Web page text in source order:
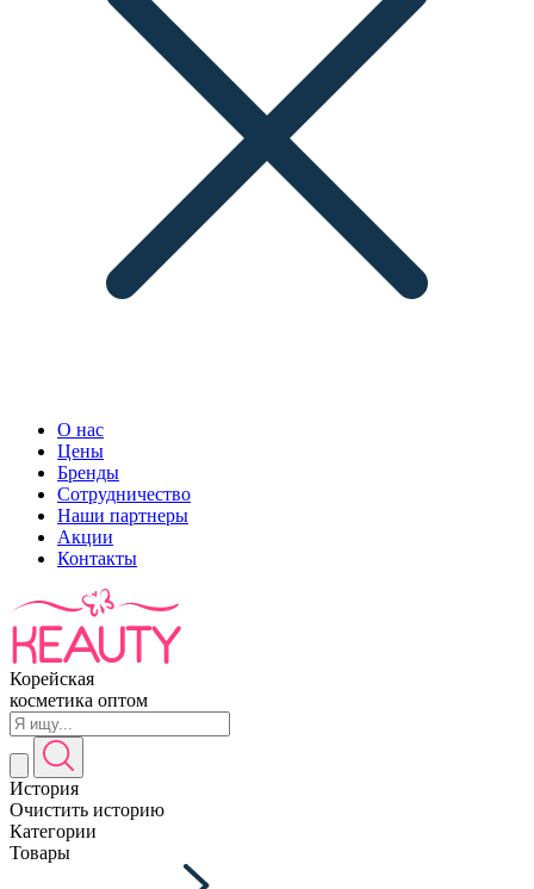
О нас
Цены
Бренды
Сотрудничество
Наши партнеры
Акции
Контакты
Корейская
косметика оптом
История
Очистить историю
Категории
Товары